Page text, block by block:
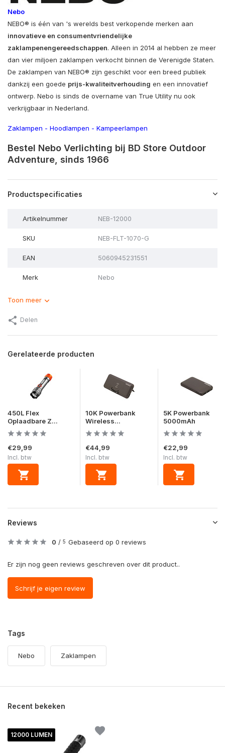
Nebo
NEBO® is één van 's werelds best verkopende merken aan
innovatieve en consumentvriendelijke
zaklampenengereedschappen. Alleen in 2014 al hebben ze meer
dan vier miljoen zaklampen verkocht binnen de Verenigde Staten.
De zaklampen van NEBO® zijn geschikt voor een breed publiek
dankzij een goede prijs-kwaliteitverhouding en een innovatief
ontwerp. Nebo is sinds de overname van True Utility nu ook
verkrijgbaar in Nederland.
Zaklampen - Hoodlampen - Kampeerlampen
Bestel Nebo Verlichting bij BD Store Outdoor
Adventure, sinds 1966
Productspecificaties
Artikelnummer NEB-12000
SKU NEB-FLT-1070-G
EAN 5060945231551
Merk Nebo
Toon meer
Delen
Gerelateerde producten
450L Flex
Oplaadbare Z...
€29,99
Incl. btw
10K Powerbank
Wireless...
€44,99
Incl. btw
5K Powerbank
5000mAh
€22,99
Incl. btw
Reviews
0 / 5 Gebaseerd op 0 reviews
Er zijn nog geen reviews geschreven over dit product..
Schrijf je eigen review
Tags
Nebo Zaklampen
Recent bekeken
12000 LUMEN